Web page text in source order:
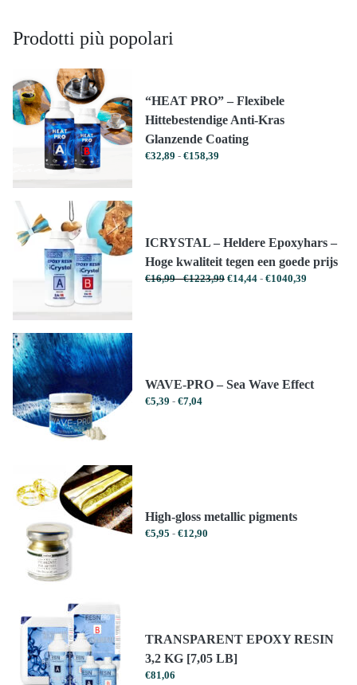
meerdere
Deze
optie
kan
gekozen
worden
op
de
productpagina
Prodotti più popolari
“HEAT PRO” – Flexibele
Hittebestendige Anti-Kras
Glanzende Coating
€32,89 - €158,39
ICRYSTAL – Heldere Epoxyhars –
Hoge kwaliteit tegen een goede prijs
€16,99 - €1223,99Prijsklasse:
€14,44 - €1040,39
WAVE-PRO – Sea Wave Effect
€5,39 - €7,04Prijsklasse:
High-gloss metallic pigments
€5,95 - €12,90
TRANSPARENT EPOXY RESIN
3,2 KG [7,05 LB]
€81,06